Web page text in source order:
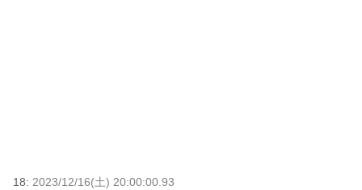
18: 2023/12/16(土) 20:00:00.93